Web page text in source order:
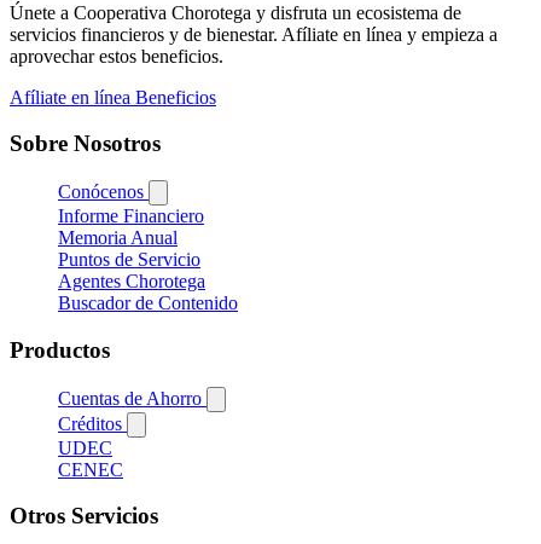
Únete a Cooperativa Chorotega y disfruta un ecosistema de
servicios financieros y de bienestar. Afíliate en línea y empieza a
aprovechar estos beneficios.
Afíliate en línea Beneficios
Sobre Nosotros
Conócenos
Informe Financiero
Memoria Anual
Puntos de Servicio
Agentes Chorotega
Buscador de Contenido
Productos
Cuentas de Ahorro
Créditos
UDEC
CENEC
Otros Servicios